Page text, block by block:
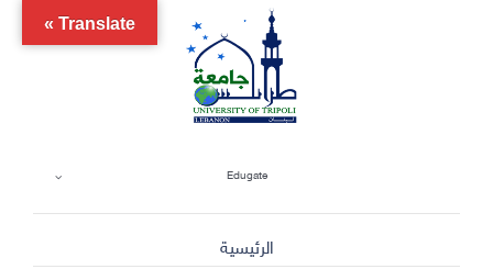
Edugate
الرئيسية
Translate »